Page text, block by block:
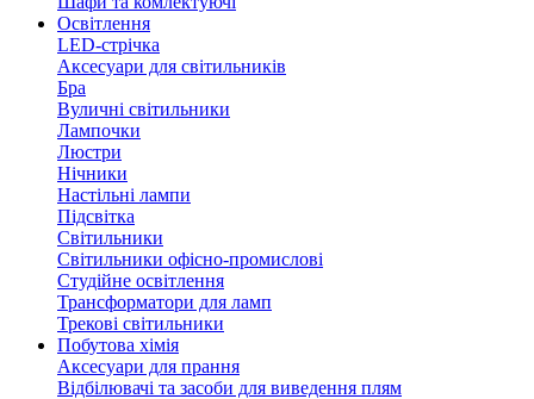
Освітлення
LED-стрічка
Аксесуари для світильників
Бра
Вуличні світильники
Лампочки
Люстри
Нічники
Настільні лампи
Підсвітка
Світильники
Світильники офісно-промислові
Студійне освітлення
Трансформатори для ламп
Трекові світильники
Побутова хімія
Аксесуари для прання
Відбілювачі та засоби для виведення плям